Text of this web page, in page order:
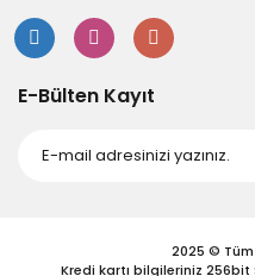
E-Bülten Kayıt
2025 © Tüm
Kredi kartı bilgileriniz 256bit